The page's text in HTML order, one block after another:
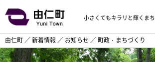
小さくてもキラリと輝くまち
由仁町 ／ 新着情報 ／ お知らせ ／ 町政・まちづくり